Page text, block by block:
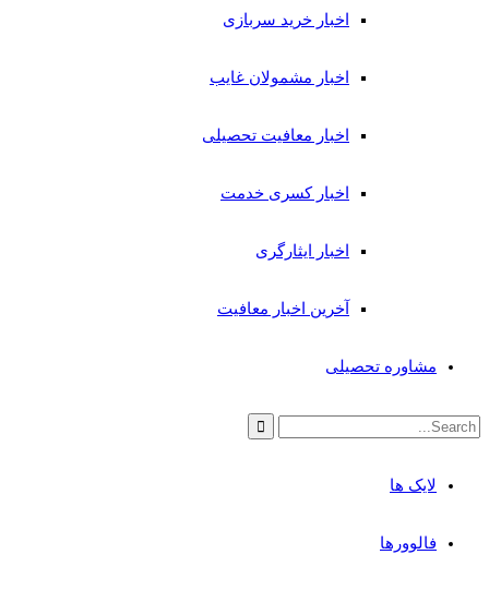
اخبار خرید سربازی
اخبار مشمولان غایب
اخبار معافیت تحصیلی
اخبار کسری خدمت
اخبار ایثارگری
آخرین اخبار معافیت
مشاوره تحصیلی
لایک ها
فالوورها